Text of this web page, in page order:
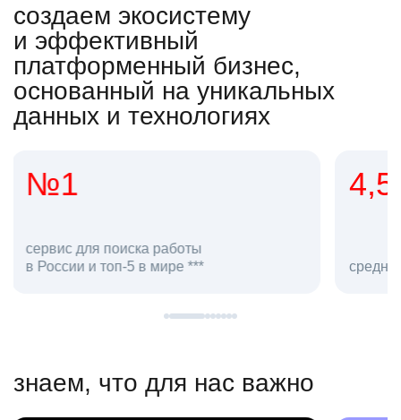
создаем экосистему
и эффективный
платформенный бизнес,
основанный на уникальных
данных и технологиях
4,5
средняя оценка hh.ru как работодателя **
в hh.ru
знаем, что для нас важно